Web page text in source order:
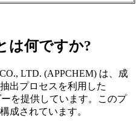
は何ですか?
LTD. (APPCHEM) は、成
出プロセスを利用した
ーを提供しています。このプ
成されています。